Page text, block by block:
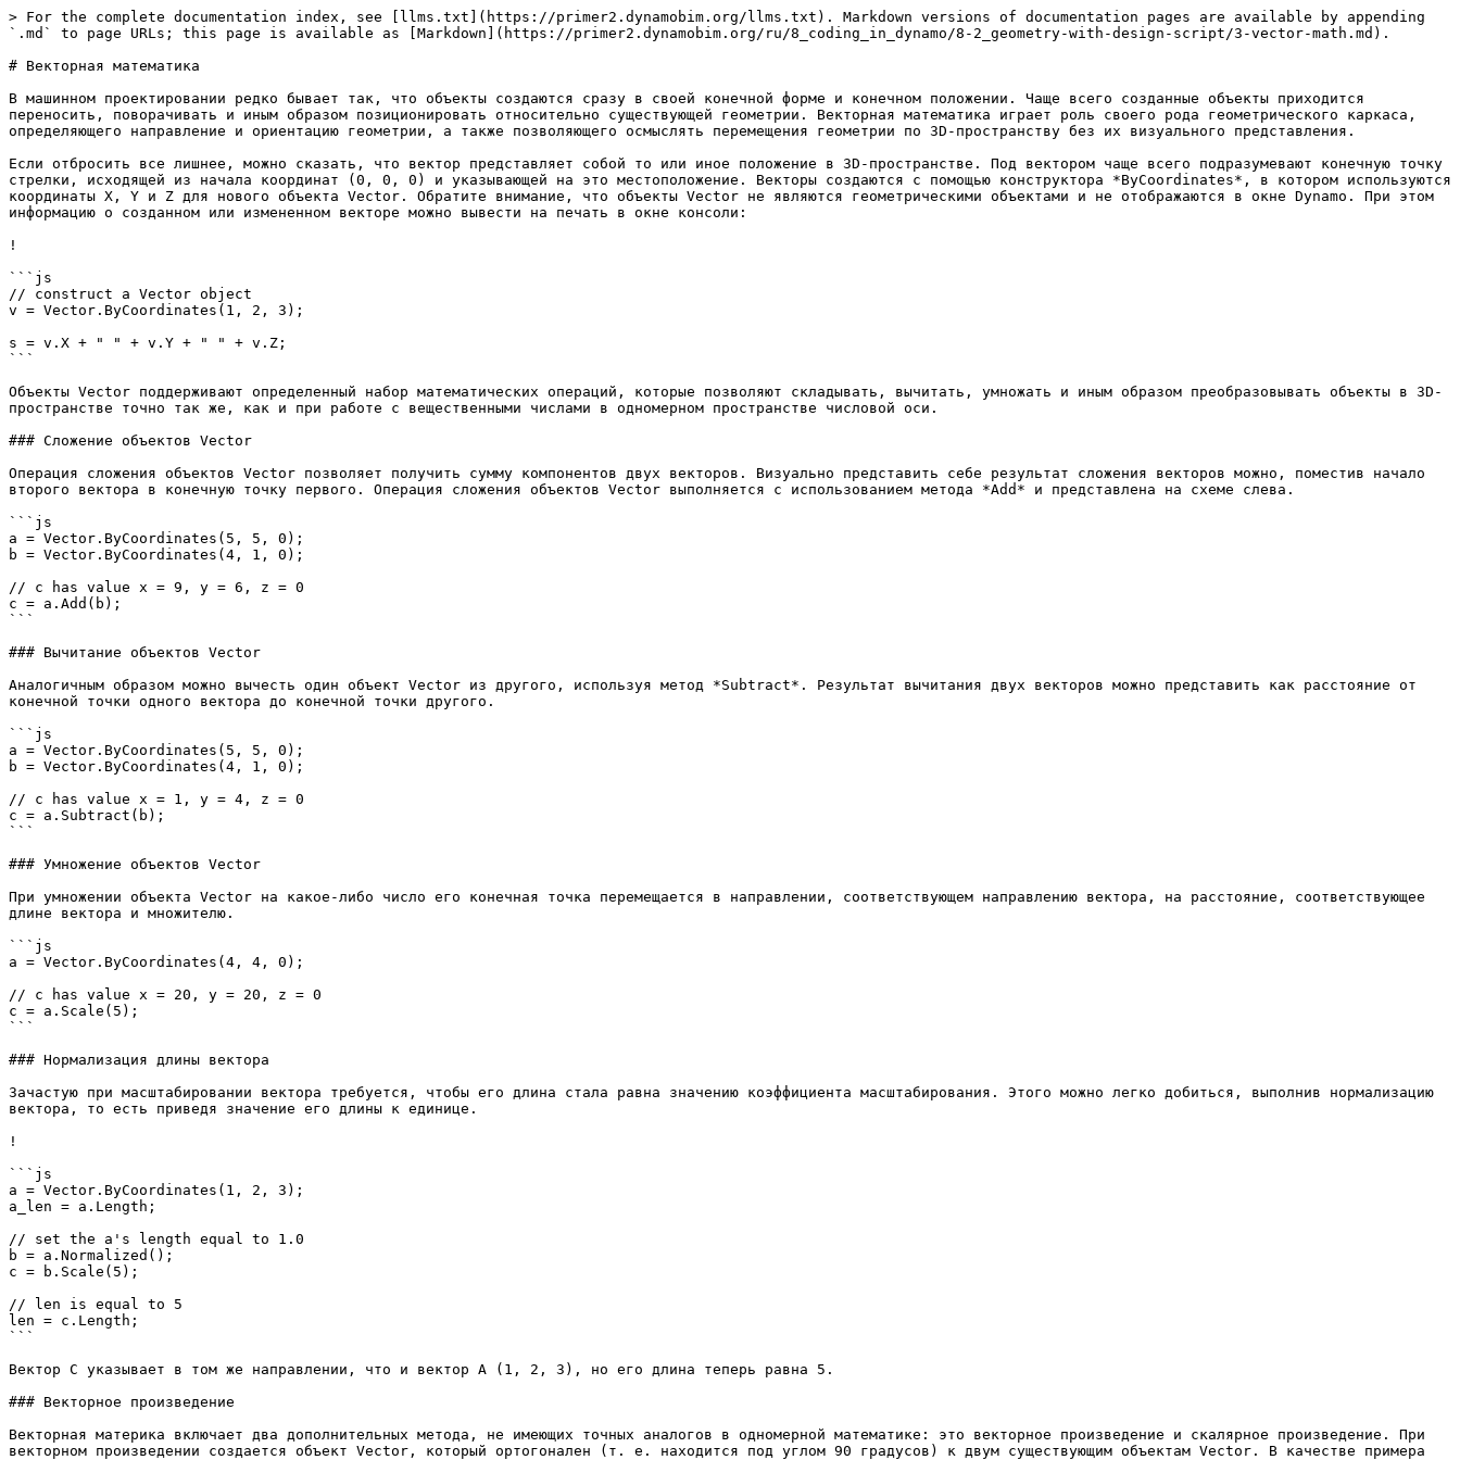
> For the complete documentation index, see [llms.txt](https://primer2.dynamobim.org/llms.txt). Markdown versions of documentation pages are available by appending
`.md` to page URLs; this page is available as [Markdown](https://primer2.dynamobim.org/ru/8_coding_in_dynamo/8-2_geometry-with-design-script/3-vector-math.md).
# Векторная математика
В машинном проектировании редко бывает так, что объекты создаются сразу в своей конечной форме и конечном положении. Чаще всего созданные объекты приходится
переносить, поворачивать и иным образом позиционировать относительно существующей геометрии. Векторная математика играет роль своего рода геометрического каркаса,
определяющего направление и ориентацию геометрии, а также позволяющего осмыслять перемещения геометрии по 3D-пространству без их визуального представления.
Если отбросить все лишнее, можно сказать, что вектор представляет собой то или иное положение в 3D-пространстве. Под вектором чаще всего подразумевают конечную точку
стрелки, исходящей из начала координат (0, 0, 0) и указывающей на это местоположение. Векторы создаются с помощью конструктора *ByCoordinates*, в котором используются
координаты X, Y и Z для нового объекта Vector. Обратите внимание, что объекты Vector не являются геометрическими объектами и не отображаются в окне Dynamo. При этом
информацию о созданном или измененном векторе можно вывести на печать в окне консоли:
!
```js
// construct a Vector object
v = Vector.ByCoordinates(1, 2, 3);
s = v.X + " " + v.Y + " " + v.Z;
```
Объекты Vector поддерживают определенный набор математических операций, которые позволяют складывать, вычитать, умножать и иным образом преобразовывать объекты в 3D-
пространстве точно так же, как и при работе с вещественными числами в одномерном пространстве числовой оси.
### Сложение объектов Vector
Операция сложения объектов Vector позволяет получить сумму компонентов двух векторов. Визуально представить себе результат сложения векторов можно, поместив начало
второго вектора в конечную точку первого. Операция сложения объектов Vector выполняется с использованием метода *Add* и представлена на схеме слева.
```js
a = Vector.ByCoordinates(5, 5, 0);
b = Vector.ByCoordinates(4, 1, 0);
// c has value x = 9, y = 6, z = 0
c = a.Add(b);
```
### Вычитание объектов Vector
Аналогичным образом можно вычесть один объект Vector из другого, используя метод *Subtract*. Результат вычитания двух векторов можно представить как расстояние от
конечной точки одного вектора до конечной точки другого.
```js
a = Vector.ByCoordinates(5, 5, 0);
b = Vector.ByCoordinates(4, 1, 0);
// c has value x = 1, y = 4, z = 0
c = a.Subtract(b);
```
### Умножение объектов Vector
При умножении объекта Vector на какое-либо число его конечная точка перемещается в направлении, соответствующем направлению вектора, на расстояние, соответствующее
длине вектора и множителю.
```js
a = Vector.ByCoordinates(4, 4, 0);
// c has value x = 20, y = 20, z = 0
c = a.Scale(5);
```
### Нормализация длины вектора
Зачастую при масштабировании вектора требуется, чтобы его длина стала равна значению коэффициента масштабирования. Этого можно легко добиться, выполнив нормализацию
вектора, то есть приведя значение его длины к единице.
!
```js
a = Vector.ByCoordinates(1, 2, 3);
a_len = a.Length;
// set the a's length equal to 1.0
b = a.Normalized();
c = b.Scale(5);
// len is equal to 5
len = c.Length;
```
Вектор С указывает в том же направлении, что и вектор А (1, 2, 3), но его длина теперь равна 5.
### Векторное произведение
Векторная материка включает два дополнительных метода, не имеющих точных аналогов в одномерной математике: это векторное произведение и скалярное произведение. При
векторном произведении создается объект Vector, который ортогонален (т. е. находится под углом 90 градусов) к двум существующим объектам Vector. В качестве примера